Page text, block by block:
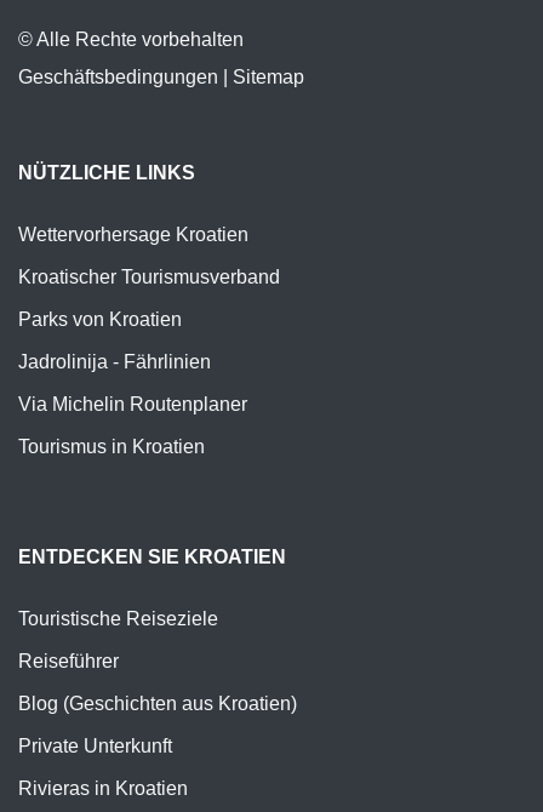
© Alle Rechte vorbehalten
Geschäftsbedingungen
Sitemap
NÜTZLICHE LINKS
Wettervorhersage Kroatien
Kroatischer Tourismusverband
Parks von Kroatien
Jadrolinija - Fährlinien
Via Michelin Routenplaner
Tourismus in Kroatien
ENTDECKEN SIE KROATIEN
Touristische Reiseziele
Reiseführer
Blog (Geschichten aus Kroatien)
Private Unterkunft
Rivieras in Kroatien